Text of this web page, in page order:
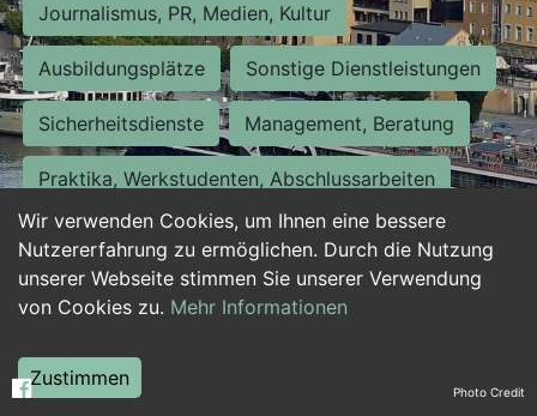
Wir verwenden Cookies, um Ihnen eine bessere
Nutzererfahrung zu ermöglichen. Durch die Nutzung
unserer Webseite stimmen Sie unserer Verwendung
von Cookies zu. Mehr Informationen
Zustimmen
Journalismus, PR, Medien, Kultur
Ausbildungsplätze Sonstige Dienstleistungen
Sicherheitsdienste Management, Beratung
Praktika, Werkstudenten, Abschlussarbeiten
Personalwesen Assistenz, Sekretariat
Hilfskräfte, Aushilfs- und Nebenjobs
Weiterbildung, Studium, duale Ausbildung Photo Credit